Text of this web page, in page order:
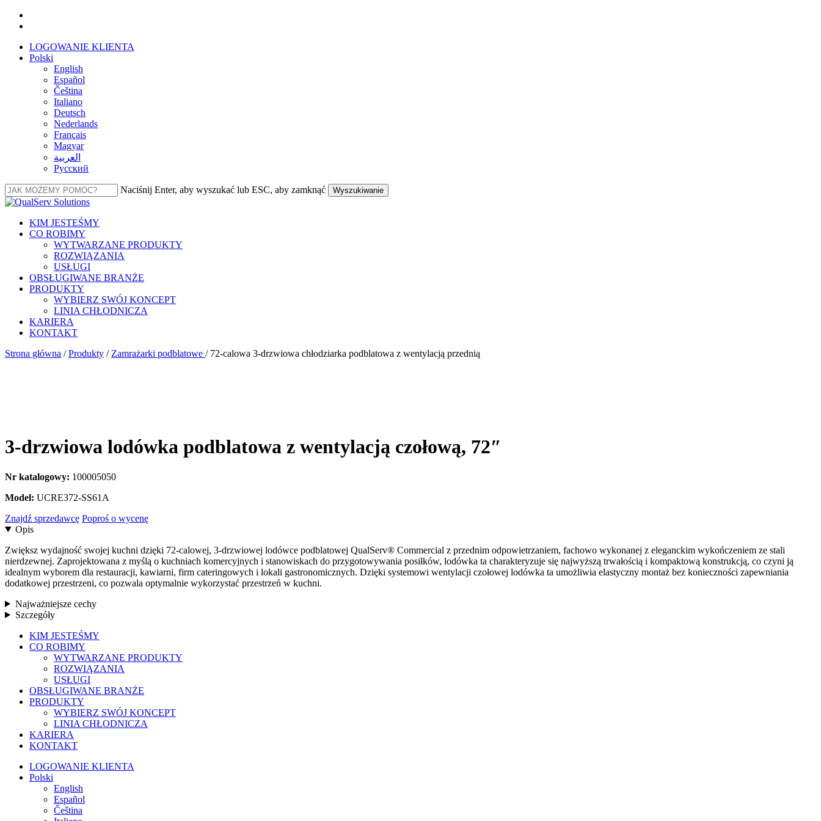
Przejdź
treści
LOGOWANIE KLIENTA
Polski
English
Español
Čeština
Italiano
Deutsch
Nederlands
Français
Magyar
العربية‏
Русский
Naciśnij Enter, aby wyszukać lub ESC, aby zamknąć Wyszukiwanie
Zamknij
Menu
KIM JESTEŚMY
CO ROBIMY
WYTWARZANE PRODUKTY
ROZWIĄZANIA
USŁUGI
OBSŁUGIWANE BRANŻE
PRODUKTY
WYBIERZ SWÓJ KONCEPT
LINIA CHŁODNICZA
KARIERA
KONTAKT
Strona główna / Produkty / Zamrażarki podblatowe / 72-calowa 3-drzwiowa chłodziarka podblatowa z wentylacją przednią
3-drzwiowa lodówka podblatowa z wentylacją czołową, 72″
Nr katalogowy: 100005050
Model: UCRE372-SS61A
Znajdź sprzedawcę Poproś o wycenę
Opis
Zwiększ wydajność swojej kuchni dzięki 72-calowej, 3-drzwiowej lodówce podblatowej QualServ® Commercial z przednim odpowietrzaniem, fachowo wykonanej z eleganckim wykończeniem ze stali
nierdzewnej. Zaprojektowana z myślą o kuchniach komercyjnych i stanowiskach do przygotowywania posiłków, lodówka ta charakteryzuje się najwyższą trwałością i kompaktową konstrukcją, co czyni ją
idealnym wyborem dla restauracji, kawiarni, firm cateringowych i lokali gastronomicznych. Dzięki systemowi wentylacji czołowej lodówka ta umożliwia elastyczny montaż bez konieczności zapewniania
dodatkowej przestrzeni, co pozwala optymalnie wykorzystać przestrzeń w kuchni.
Najważniejsze cechy
Szczegóły
Zamknij
menu
KIM JESTEŚMY
CO ROBIMY
WYTWARZANE PRODUKTY
ROZWIĄZANIA
USŁUGI
OBSŁUGIWANE BRANŻE
PRODUKTY
WYBIERZ SWÓJ KONCEPT
LINIA CHŁODNICZA
KARIERA
KONTAKT
LOGOWANIE KLIENTA
Polski
English
Español
Čeština